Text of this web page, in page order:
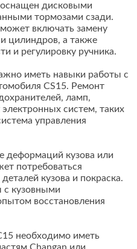
дисковыми
тормозами сзади.
включать замену
цилиндров, а также
и регулировку ручника.
иметь навыки работы с
CS15. Ремонт
ламп,
систем, таких
управления
деформаций кузова или
потребоваться
кузова и покраска.
с кузовными
восстановления
необходимо иметь